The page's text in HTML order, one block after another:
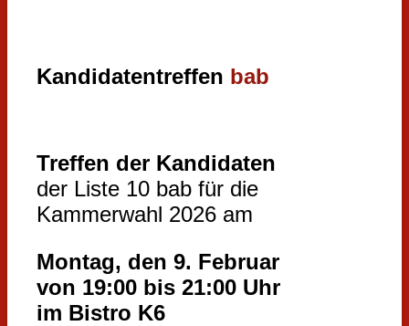
Kandidatentreffen bab
Treffen der Kandidaten
der Liste 10 bab für die
Kammerwahl 2026 am
Montag, den 9. Februar
von 19:00 bis 21:00 Uhr
im Bistro K6